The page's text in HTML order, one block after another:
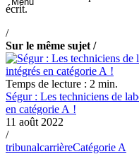
écrit.
/
Sur le même sujet /
Temps de lecture : 2 min.
Ségur : Les techniciens de
en catégorie A !
11 août 2022
/
tribunalcarrièreCatégorie A